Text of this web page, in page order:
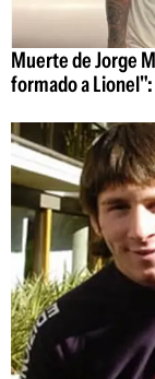
Muerte de Jorge
formado a